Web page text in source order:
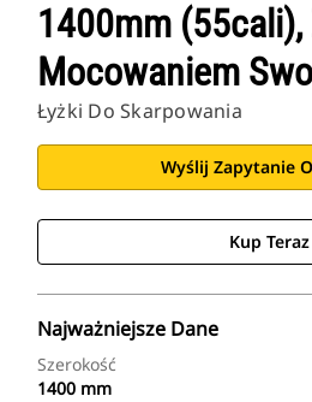
1400mm (55cali),
Mocowaniem
Łyżki Do Skarpowania
Wyślij Zapytanie
Kup Teraz
Najważniejsze Dane
Szerokość
1400 mm